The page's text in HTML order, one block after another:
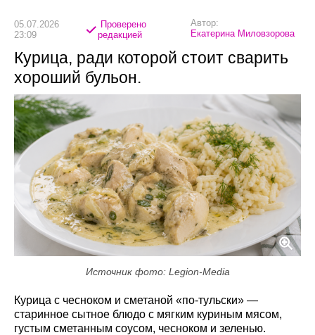
05.07.2026
23:09
Проверено
редакцией
Автор:
Екатерина Миловзорова
Курица, ради которой стоит сварить
хороший бульон.
Источник фото: Legion-Media
Курица с чесноком и сметаной «по-тульски» —
старинное сытное блюдо с мягким куриным мясом,
густым сметанным соусом, чесноком и зеленью.